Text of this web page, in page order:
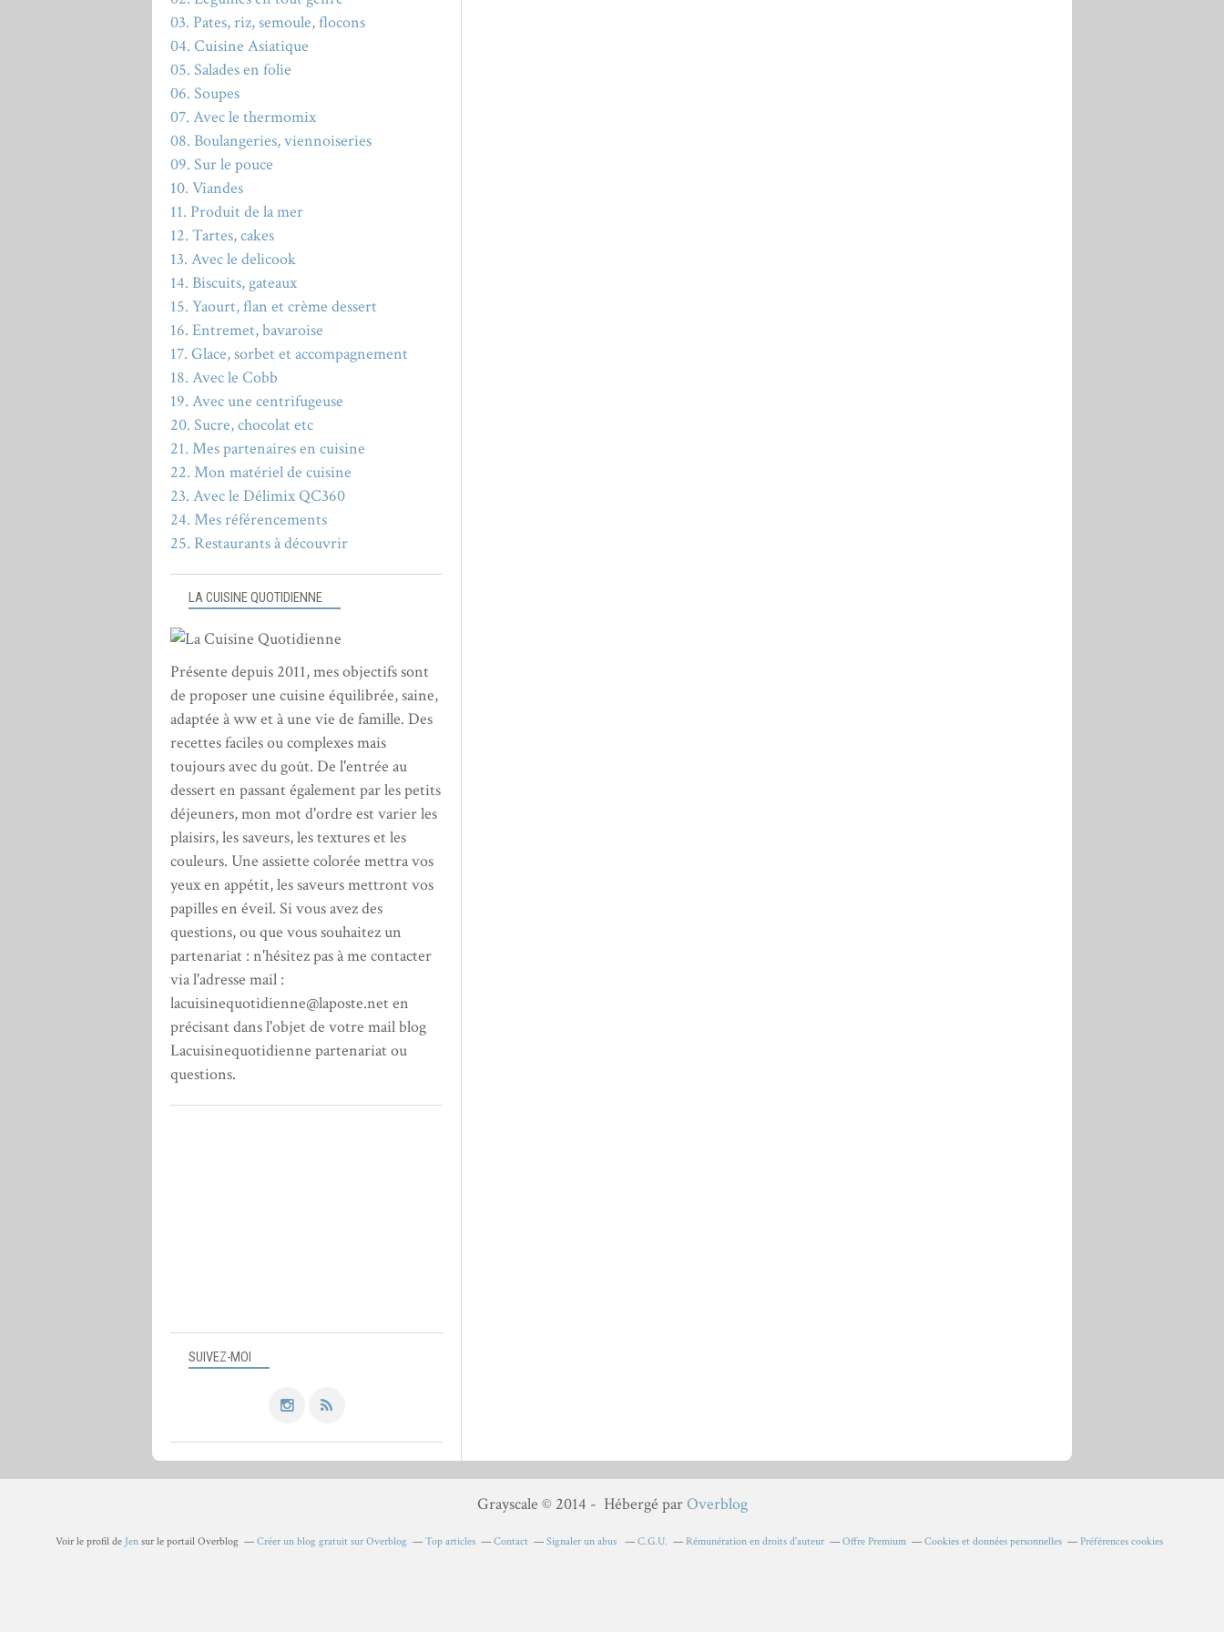
SUIVEZ-MOI
LA CUISINE QUOTIDIENNE
Présente depuis 2011, mes objectifs sont
de proposer une cuisine équilibrée, saine,
adaptée à ww et à une vie de famille. Des
recettes faciles ou complexes mais
toujours avec du goût. De l'entrée au
dessert en passant également par les petits
déjeuners, mon mot d'ordre est varier les
plaisirs, les saveurs, les textures et les
couleurs. Une assiette colorée mettra vos
yeux en appétit, les saveurs mettront vos
papilles en éveil. Si vous avez des
questions, ou que vous souhaitez un
partenariat : n'hésitez pas à me contacter
via l'adresse mail :
lacuisinequotidienne@laposte.net en
précisant dans l'objet de votre mail blog
Lacuisinequotidienne partenariat ou
questions.
03. Pates, riz, semoule, flocons
04. Cuisine Asiatique
05. Salades en folie
06. Soupes
07. Avec le thermomix
08. Boulangeries, viennoiseries
09. Sur le pouce
10. Viandes
11. Produit de la mer
12. Tartes, cakes
13. Avec le delicook
14. Biscuits, gateaux
15. Yaourt, flan et crème dessert
16. Entremet, bavaroise
17. Glace, sorbet et accompagnement
18. Avec le Cobb
19. Avec une centrifugeuse
20. Sucre, chocolat etc
21. Mes partenaires en cuisine
22. Mon matériel de cuisine
23. Avec le Délimix QC360
24. Mes référencements
25. Restaurants à découvrir
Grayscale © 2014 - Hébergé parOverblog
Voir le profil de Jen sur le portail Overblog Créer un blog gratuit sur Overblog Top articles Contact Signaler un abus C.G.U. Rémunération en droits d'auteur Offre Premium Cookies et données personnelles Préférences cookies